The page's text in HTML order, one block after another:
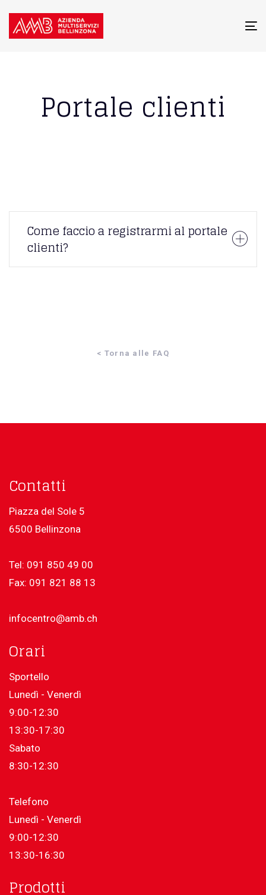
Portale clienti
Come faccio a registrarmi al portale
clienti?
< Torna alle FAQ
Contatti
Piazza del Sole 5
6500 Bellinzona
Tel: 091 850 49 00
Fax: 091 821 88 13
infocentro@amb.ch
Orari
Sportello
Lunedì - Venerdì
9:00-12:30
13:30-17:30
Sabato
8:30-12:30
Telefono
Lunedì - Venerdì
9:00-12:30
13:30-16:30
Prodotti